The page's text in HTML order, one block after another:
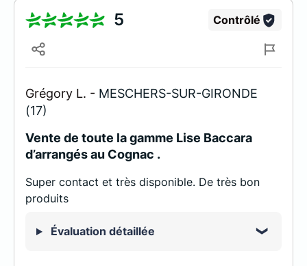
5 Contrôlé
Grégory L. - MESCHERS-SUR-GIRONDE
(17)
Vente de toute la gamme Lise Baccara
d’arrangés au Cognac .
Super contact et très disponible. De très bon
produits
Évaluation détaillée